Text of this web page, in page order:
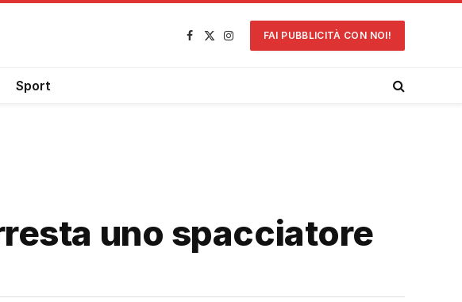
Facebook
X
Instagram
FAI PUBBLICITÀ CON NOI!
Sport
uno spacciatore